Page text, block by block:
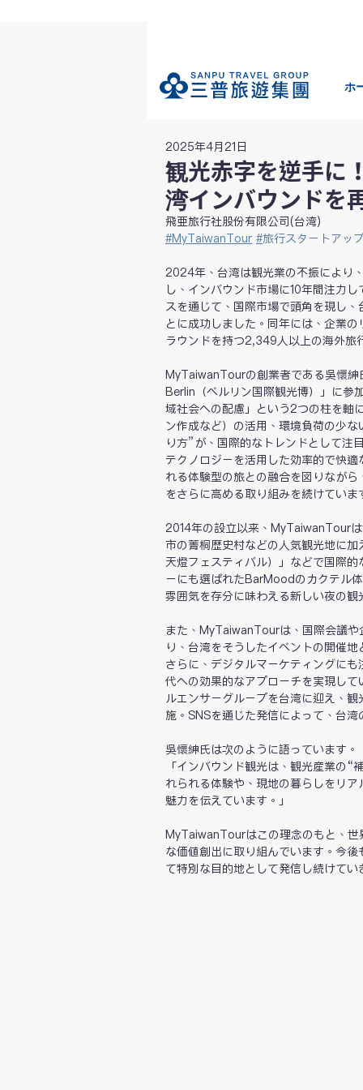
ホ
観光赤字を逆手に
湾インバウンドを
2025年4月21日
飛亜旅行社股份有限公司(台湾)
#MyTaiwanTour #旅行スタートアッ
2024年、台湾は観光業の不振により
し、インバウンド市場に10年間注力
スを通じて、国際市場で頭角を現し
とに成功しました。同年には、企業
ラウンドを持つ2,349人以上の海外旅
MyTaiwanTourの創業者である吳懷
Berlin（ベルリン国際観光博）」に参
域社会への配慮」という2つの柱を軸
ン作成など）の活用、環境負荷の少
り方”が、国際的なトレンドとして
テクノロジーを活用した効率的で快
れる体験型の旅との融合を図りなが
をさらに高める取り組みを続けていま
2014年の設立以来、MyTaiwanTour
市の菁桐歴史村などの人気観光地に
天燈フェスティバル）」などで国際
ーにも選ばれたBarMoodのカクテル
雰囲気を存分に味わえる新しい夜の
また、MyTaiwanTourは、国際会議
り、台湾をそうしたイベントの開催
さらに、デジタルマーケティングに
代への効果的なアプローチを実現し
ルエンサーグループを台湾に迎え、
施。SNSを通じた発信によって、台
吳懷紳氏は次のように語っています。
「インバウンド観光は、観光産業の
れられる体験や、現地の暮らしをリ
魅力を伝えています。」
MyTaiwanTourはこの理念のもと、世
な価値創出に取り組んでいます。今
て特別な目的地として発信し続けてい